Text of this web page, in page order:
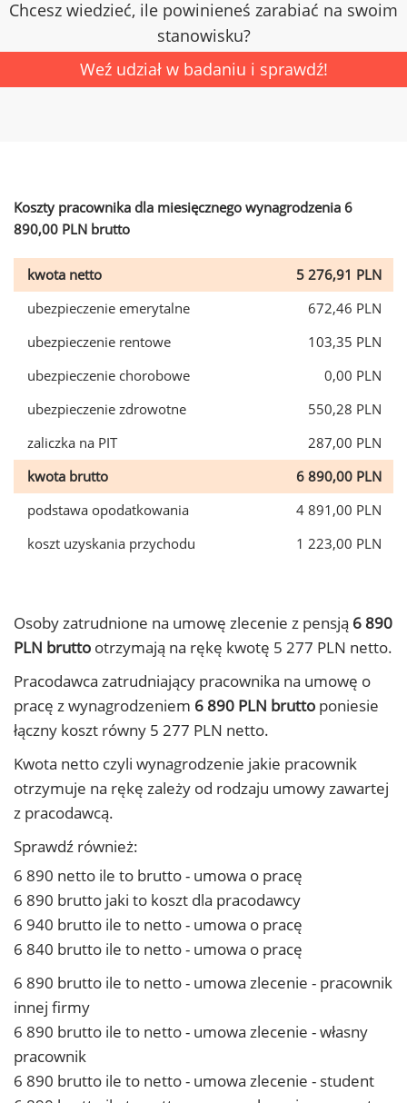
Chcesz wiedzieć, ile powinieneś zarabiać na swoim
stanowisku?
Weź udział w badaniu i sprawdź!
Koszty pracownika dla miesięcznego wynagrodzenia 6
890,00 PLN brutto
kwota netto
5 276,91 PLN
ubezpieczenie emerytalne
672,46 PLN
ubezpieczenie rentowe
103,35 PLN
ubezpieczenie chorobowe
0,00 PLN
ubezpieczenie zdrowotne
550,28 PLN
zaliczka na PIT
287,00 PLN
kwota brutto
6 890,00 PLN
podstawa opodatkowania
4 891,00 PLN
koszt uzyskania przychodu
1 223,00 PLN
Osoby zatrudnione na umowę zlecenie z pensją 6 890
PLN brutto otrzymają na rękę kwotę 5 277 PLN netto.
Pracodawca zatrudniający pracownika na umowę o
pracę z wynagrodzeniem 6 890 PLN brutto poniesie
łączny koszt równy 5 277 PLN netto.
Kwota netto czyli wynagrodzenie jakie pracownik
otrzymuje na rękę zależy od rodzaju umowy zawartej
z pracodawcą.
Sprawdź również:
6 890 netto ile to brutto - umowa o pracę
6 890 brutto jaki to koszt dla pracodawcy
6 940 brutto ile to netto - umowa o pracę
6 840 brutto ile to netto - umowa o pracę
6 890 brutto ile to netto - umowa zlecenie - pracownik
innej firmy
6 890 brutto ile to netto - umowa zlecenie - własny
pracownik
6 890 brutto ile to netto - umowa zlecenie - student